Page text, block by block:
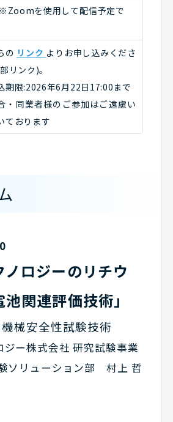
を使用して配信予定で
の リンク よりお申し込みくださ
リンク)。
期限:2026年6月22日17:00まで
・同業者様のご参加はご遠慮い
ております
ノロジーのリチウ
関連評価技術」
械安全性試験技術
ー株式会社 研究試験事業
ソリューション部 村上 哲